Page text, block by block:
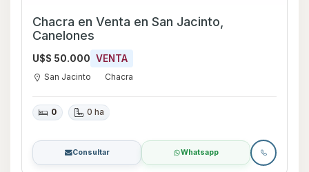
Chacra en Venta en San Jacinto,
Canelones
U$S 50.000 VENTA
San Jacinto Chacra
0 0 ha
Consultar Whatsapp